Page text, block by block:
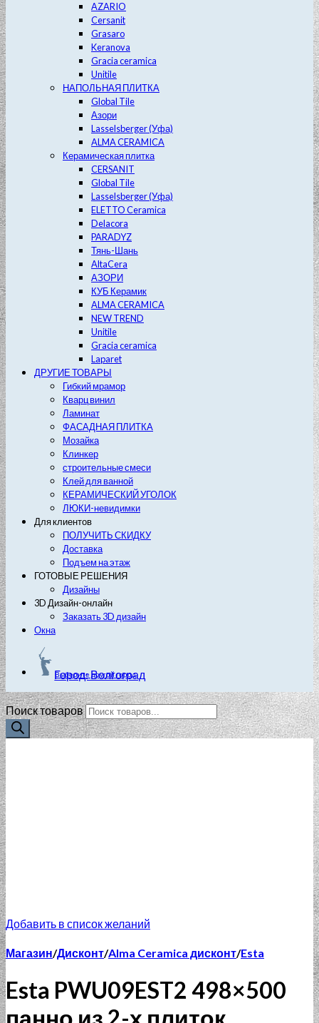
AZARIO
Cersanit
Grasaro
Keranova
Gracia ceramica
Unitile
НАПОЛЬНАЯ ПЛИТКА
Global Tile
Азори
Lasselsberger (Уфа)
ALMA CERAMICA
Керамическая плитка
CERSANIT
Global Tile
Lasselsberger (Уфа)
ELETTO Ceramica
Delacora
PARADYZ
Тянь-Шань
AltaCera
АЗОРИ
КУБ Керамик
ALMA CERAMICA
NEW TREND
Unitile
Gracia ceramica
Laparet
ДРУГИЕ ТОВАРЫ
Гибкий мрамор
Кварц винил
Ламинат
ФАСАДНАЯ ПЛИТКА
Мозайка
Клинкер
строительные смеси
Клей для ванной
КЕРАМИЧЕСКИЙ УГОЛОК
ЛЮКИ-невидимки
Для клиентов
ПОЛУЧИТЬ СКИДКУ
Доставка
Подъем на этаж
ГОТОВЫЕ РЕШЕНИЯ
Дизайны
3D Дизайн-онлайн
Заказать 3D дизайн
Окна
Город: Волгоград
Выберите другой город
Поиск товаров
Добавить в список желаний
Магазин/Дисконт/Alma Ceramica дисконт/Esta
Esta PWU09EST2 498×500